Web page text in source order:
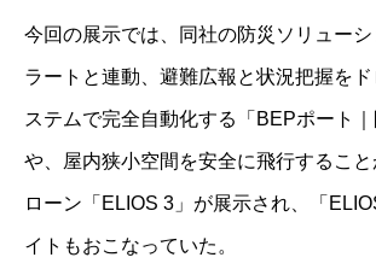
今回の展示では、同社の防災ソリュー
ラートと連動、避難広報と状況把握を
ステムで完全自動化する「BEPポート｜
や、屋内狭小空間を安全に飛行するこ
ローン「ELIOS 3」が展示され、「
イトもおこなっていた。